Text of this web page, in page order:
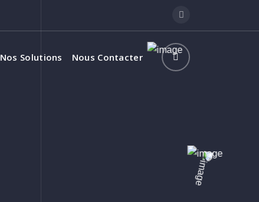
Nos Solutions Nous Contacter